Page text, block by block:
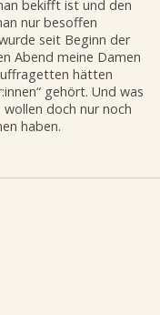
bekifft ist und den
nur besoffen
seit Beginn der
Abend meine Damen
hätten
gehört. Und was
doch nur noch
haben.